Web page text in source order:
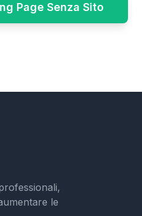
Page Senza Sito
le